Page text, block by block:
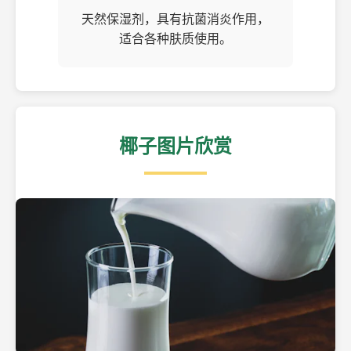
天然保湿剂，具有抗菌消炎作用，
适合各种肤质使用。
椰子图片欣赏